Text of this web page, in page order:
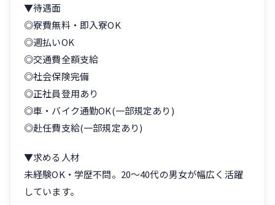
▼待遇面
◎寮費無料・即入寮OK
◎週払いOK
◎交通費全額支給
◎社会保険完備
◎正社員登用あり
◎車・バイク通勤OK(一部規定あり)
◎赴任費支給(一部規定あり)
▼求める人材
未経験OK・学歴不問。20〜40代の男女が幅広く活躍
しています。